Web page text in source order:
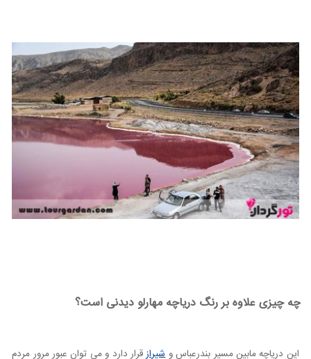
چه چیزی علاوه بر رنگ دریاچه مهارلو دیدنی است؟
این دریاچه مابین مسیر بندرعباس وشیرازقرار دارد و می توان عبور مرور مردم